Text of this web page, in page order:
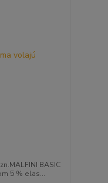
BASIC
5 % elas...